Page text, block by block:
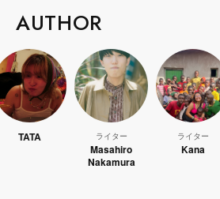
AUTHOR
Masahiro
Nakamura